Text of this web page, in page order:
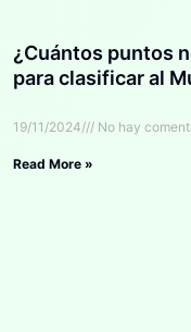
¿Cuántos puntos
para clasificar al
19/11/2024 No hay
Read More »